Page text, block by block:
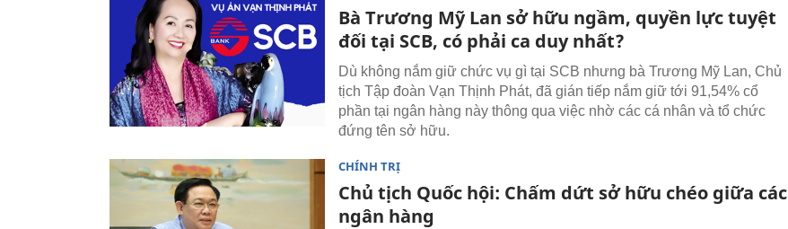
Bà Trương Mỹ Lan sở hữu ngầm, quyền lực tuyệt
đối tại SCB, có phải ca duy nhất?
Dù không nắm giữ chức vụ gì tại SCB nhưng bà Trương Mỹ Lan, Chủ
tịch Tập đoàn Vạn Thịnh Phát, đã gián tiếp nắm giữ tới 91,54% cổ
phần tại ngân hàng này thông qua việc nhờ các cá nhân và tổ chức
đứng tên sở hữu.
CHÍNH TRỊ
Chủ tịch Quốc hội: Chấm dứt sở hữu chéo giữa các
ngân hàng